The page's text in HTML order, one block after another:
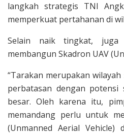
langkah strategis TNI
memperkuat pertahanan di
Selain naik tingkat,
membangun Skadron UAV
“Tarakan merupakan
perbatasan dengan potensi
besar. Oleh karena itu,
memandang perlu untuk
(Unmanned Aerial Vehicle)